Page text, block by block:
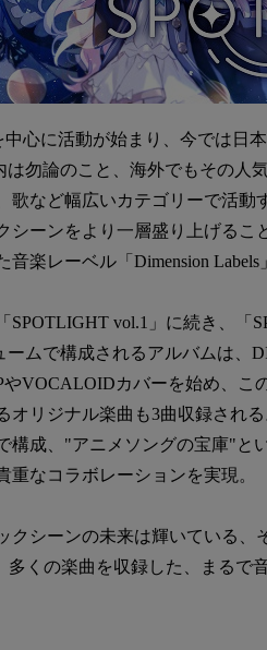
中心に活動が始まり、今では日
は勿論のこと、海外でもその人
歌など幅広いカテゴリーで活動
シーンをより一層盛り上げるこ
音楽レーベル「Dimension
SPOTLIGHT vol.1」に続き、「
ームで構成されるアルバムは、
やVOCALOIDカバーを始め、こ
オリジナル楽曲も3曲収録され
構成、"アニメソングの宝庫"と
重なコラボレーションを実現。
クシーンの未来は輝いている、
多くの楽曲を収録した、まるで